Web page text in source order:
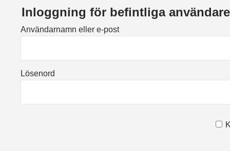
Inloggning för befintliga användare
Användarnamn eller e-post
Lösenord